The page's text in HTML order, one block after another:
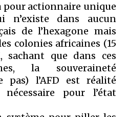
pour actionnaire unique
n’existe dans aucun
de l’hexagone mais
colonies africaines (15
sachant que dans ces
la souveraineté
pas) l’AFD est réalité
pour l’état